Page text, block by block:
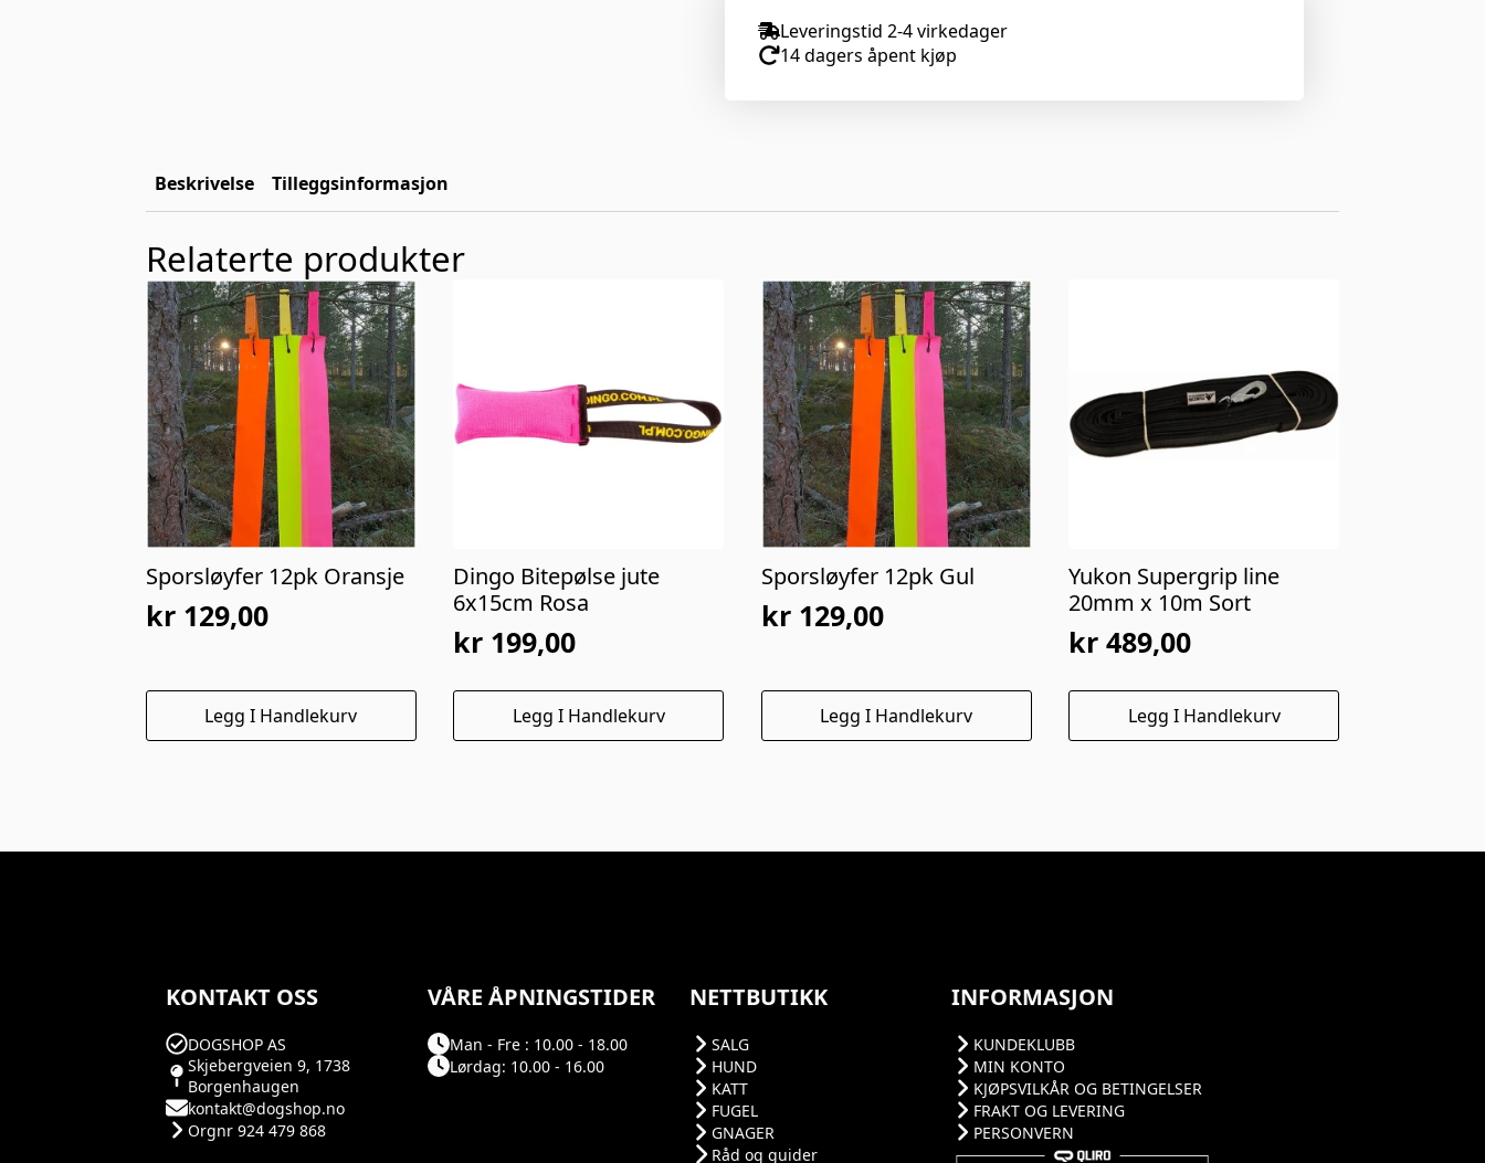
Leveringstid 2-4 virkedager
14 dagers åpent kjøp
Beskrivelse Tilleggsinformasjon
Relaterte produkter
Sporsløyfer 12pk Oransje
kr 129,00
Legg I Handlekurv
Dingo Bitepølse jute
6x15cm Rosa
kr 199,00
Legg I Handlekurv
Sporsløyfer 12pk Gul
kr129,00
Legg I Handlekurv
Yukon Supergrip line
20mm x 10m Sort
kr 489,00
Legg I Handlekurv
KONTAKT OSS
DOGSHOP AS
Skjebergveien 9, 1738
Borgenhaugen
kontakt@dogshop.no
Orgnr 924 479 868
VÅRE ÅPNINGSTIDER
Man - Fre : 10.00 - 18.00
Lørdag: 10.00 - 16.00
NETTBUTIKK
SALG
HUND
KATT
FUGEL
GNAGER
Råd og guider
INFORMASJON
KUNDEKLUBB
MIN KONTO
KJØPSVILKÅR OG BETINGELSER
FRAKT OG LEVERING
PERSONVERN